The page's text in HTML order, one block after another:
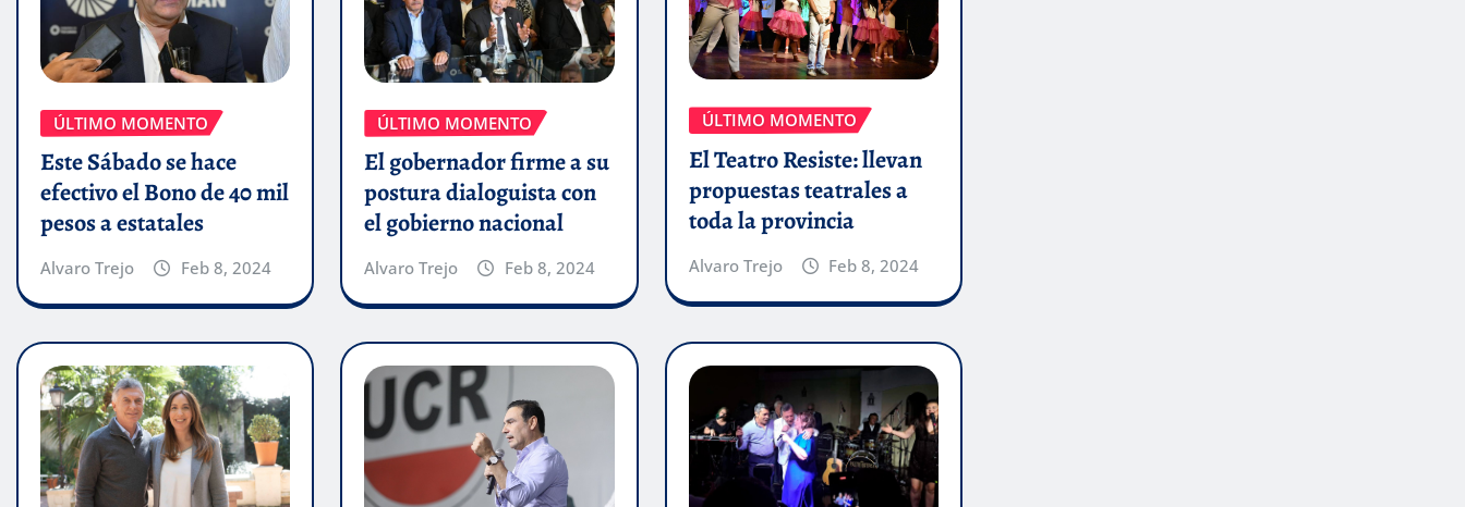
ÚLTIMO MOMENTO
Este Sábado se hace
efectivo el Bono de 40 mil
pesos a estatales
Alvaro Trejo Feb 8, 2024
ÚLTIMO MOMENTO
El gobernador firme a su
postura dialoguista con
el gobierno nacional
Alvaro Trejo Feb 8, 2024
ÚLTIMO MOMENTO
El Teatro Resiste: llevan
propuestas teatrales a
toda la provincia
Alvaro Trejo Feb 8, 2024